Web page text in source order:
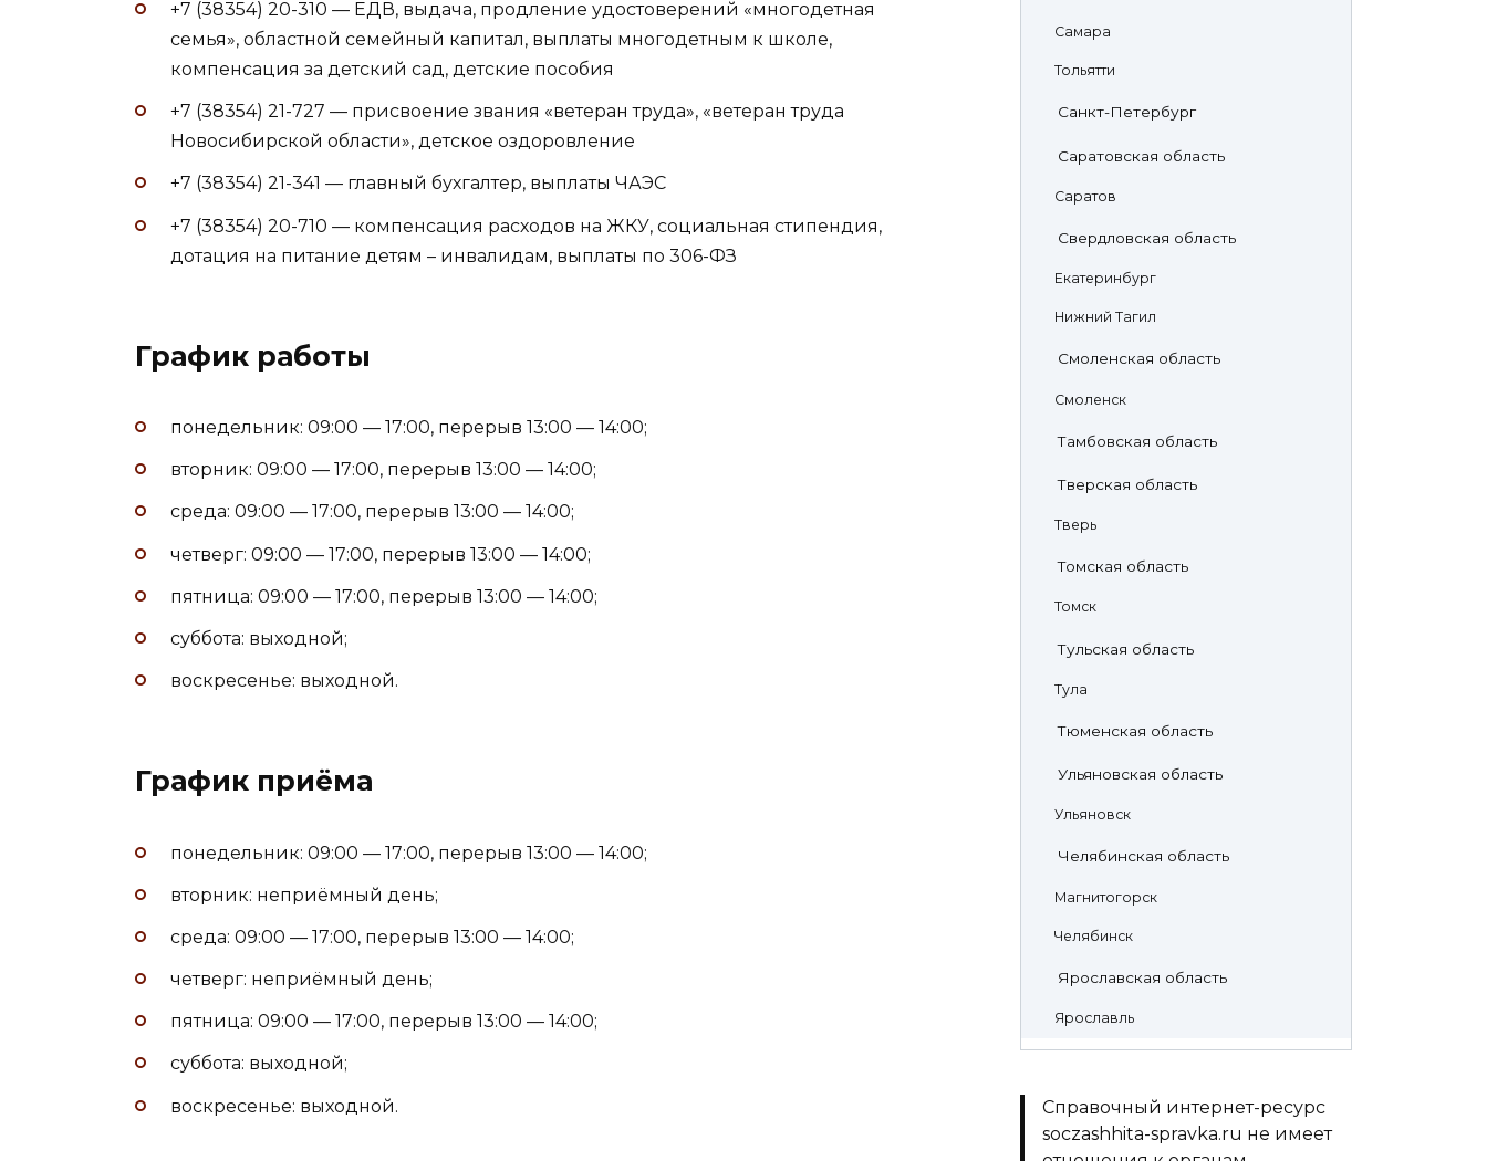
+7 (38354) 20-310 — ЕДВ, выдача, продление удостоверений «многодетная
семья», областной семейный капитал, выплаты многодетным к школе,
компенсация за детский сад, детские пособия
+7 (38354) 21-727 — присвоение звания «ветеран труда», «ветеран труда
Новосибирской области», детское оздоровление
+7 (38354) 21-341 — главный бухгалтер, выплаты ЧАЭС
+7 (38354) 20-710 — компенсация расходов на ЖКУ, социальная стипендия,
дотация на питание детям – инвалидам, выплаты по 306-ФЗ
График работы
понедельник: 09:00 — 17:00, перерыв 13:00 — 14:00;
вторник: 09:00 — 17:00, перерыв 13:00 — 14:00;
среда: 09:00 — 17:00, перерыв 13:00 — 14:00;
четверг: 09:00 — 17:00, перерыв 13:00 — 14:00;
пятница: 09:00 — 17:00, перерыв 13:00 — 14:00;
суббота: выходной;
воскресенье: выходной.
График приёма
понедельник: 09:00 — 17:00, перерыв 13:00 — 14:00;
вторник: неприёмный день;
среда: 09:00 — 17:00, перерыв 13:00 — 14:00;
четверг: неприёмный день;
пятница: 09:00 — 17:00, перерыв 13:00 — 14:00;
суббота: выходной;
воскресенье: выходной.
Самара
Тольятти
Санкт-Петербург
Саратовская область
Саратов
Свердловская область
Екатеринбург
Нижний Тагил
Смоленская область
Смоленск
Тамбовская область
Тверская область
Тверь
Томская область
Томск
Тульская область
Тула
Тюменская область
Ульяновская область
Ульяновск
Челябинская область
Магнитогорск
Челябинск
Ярославская область
Ярославль
Справочный интернет-ресурс
soczashhita-spravka.ru не имеет